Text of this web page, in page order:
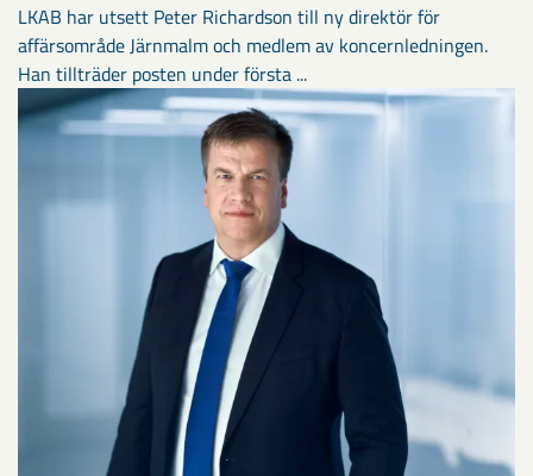
LKAB har utsett Peter Richardson till ny direktör för
affärsområde Järnmalm och medlem av koncernledningen.
Han tillträder posten under första ...